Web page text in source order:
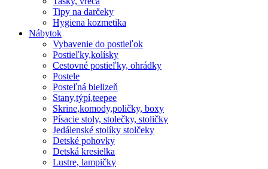
Tipy na darčeky
Hygiena kozmetika
Nábytok
Vybavenie do postieľok
Postieľky,kolísky
Cestovné postieľky, ohrádky
Postele
Posteľná bielizeň
Stany,týpí,teepee
Skrine,komody,poličky, boxy
Písacie stoly, stolečky, stoličky
Jedálenské stolíky stolčeky
Detské pohovky
Detská kresielka
Lustre, lampičky